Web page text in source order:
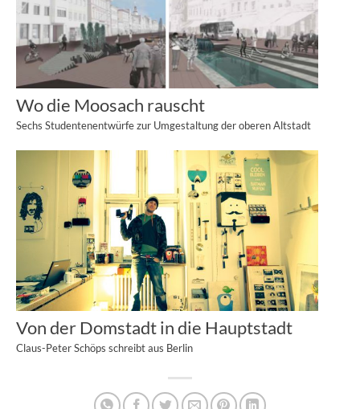
Wo die Moosach rauscht
Sechs Studentenentwürfe zur Umgestaltung der oberen Altstadt
Von der Domstadt in die Hauptstadt
Claus-Peter Schöps schreibt aus Berlin